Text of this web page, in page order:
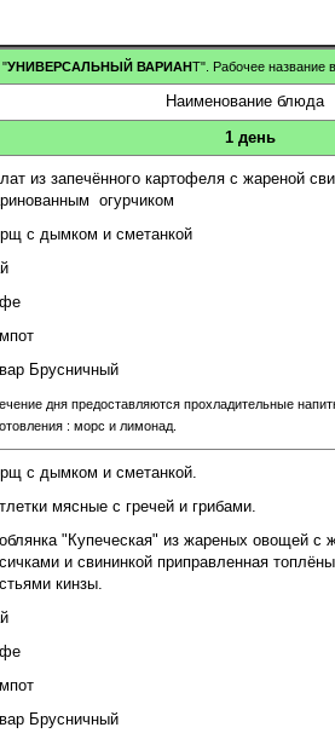
"УНИВЕРСАЛЬНЫЙ ВАРИАНТ". Рабочее название
Наименование блюда
1 день
из запечённого картофеля с жареной
огурчиком
с дымком и сметанкой
Брусничный
дня предоставляются прохладительные
: морс и лимонад.
с дымком и сметанкой.
мясные с гречей и грибами.
"Купеческая" из жареных овощей с
и свининкой приправленная
кинзы.
Брусничный